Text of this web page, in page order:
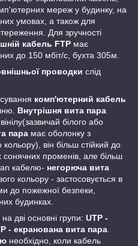
мереж у будинку, на
умовах, а також для
Для зручності
кабель FTP має
до 150 мбіт/с, бухта 305м.
проводки слід
комп'ютерний кабель
Внутрішня вита пара
білого або
пара має оболонку з
він більш стійкий до
променів, але більш
кабелю- негорюча вита
кольору - застосовується в
до пожежної безпеки,
будинках.
на дві основні групи: UTP -
- екранована вита пара
необхідно, коли кабель